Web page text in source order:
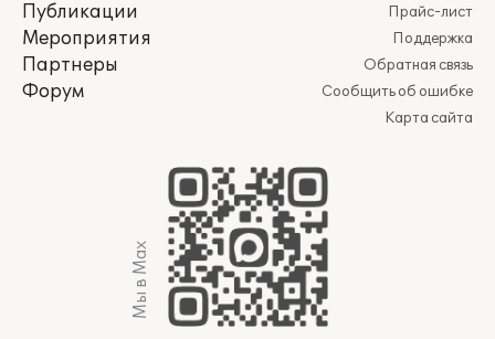
Публикации
Мероприятия
Партнеры
Форум
Прайс-лист
Поддержка
Обратная связь
Сообщить об ошибке
Карта сайта
Мы в Max